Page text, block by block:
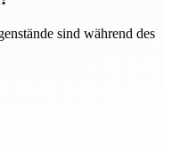
sind während des